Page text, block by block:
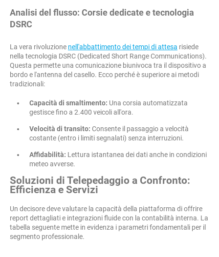
Analisi del flusso: Corsie dedicate e tecnologia
DSRC
La vera rivoluzione nell'abbattimento dei tempi di attesa risiede
nella tecnologia DSRC (Dedicated Short Range Communications).
Questa permette una comunicazione biunivoca tra il dispositivo a
bordo e l'antenna del casello. Ecco perché è superiore ai metodi
tradizionali:
Capacità di smaltimento: Una corsia automatizzata
gestisce fino a 2.400 veicoli all'ora.
Velocità di transito: Consente il passaggio a velocità
costante (entro i limiti segnalati) senza interruzioni.
Affidabilità: Lettura istantanea dei dati anche in condizioni
meteo avverse.
Soluzioni di Telepedaggio a Confronto:
Efficienza e Servizi
Un decisore deve valutare la capacità della piattaforma di offrire
report dettagliati e integrazioni fluide con la contabilità interna. La
tabella seguente mette in evidenza i parametri fondamentali per il
segmento professionale.